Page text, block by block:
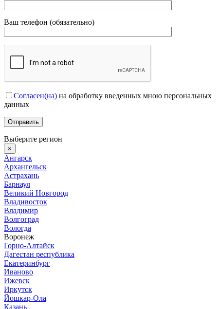
Ваш телефон (обязательно)
Согласен(на) на обработку введенных мною персональных
данных
Выберите регион
×
Ангарск
Архангельск
Астрахань
Барнаул
Великий Новгород
Владивосток
Владимир
Волгоград
Вологда
Воронеж
Горно-Алтайск
Дагестан республика
Екатеринбург
Иваново
Ижевск
Иркутск
Йошкар-Ола
Казань